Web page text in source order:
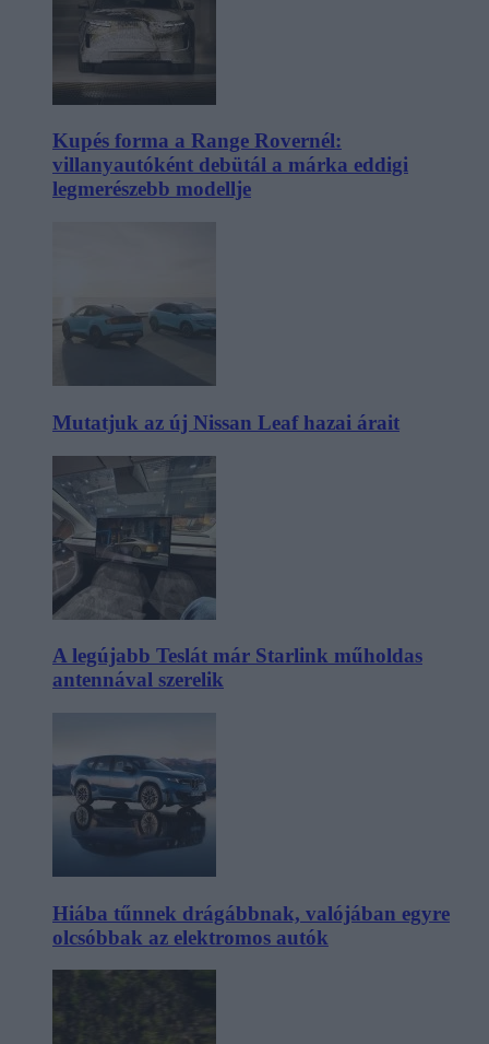
Kupés forma a Range Rovernél:
villanyautóként debütál a márka eddigi
legmerészebb modellje
Mutatjuk az új Nissan Leaf hazai árait
A legújabb Teslát már Starlink műholdas
antennával szerelik
Hiába tűnnek drágábbnak, valójában egyre
olcsóbbak az elektromos autók